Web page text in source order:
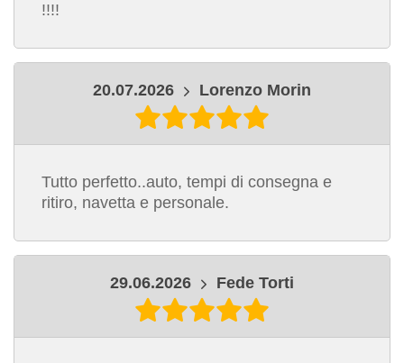
!!!!
20.07.2026 Lorenzo Morin
Tutto perfetto..auto, tempi di consegna e
ritiro, navetta e personale.
29.06.2026 Fede Torti